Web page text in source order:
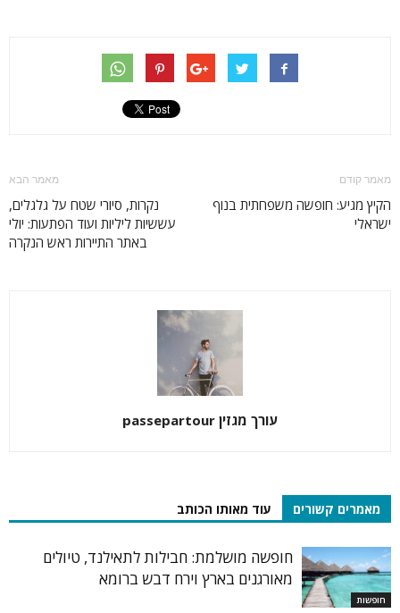
מאמר קודם
הקיץ מגיע: חופשה משפחתית בנוף
ישראלי
מאמר הבא
נקרות, סיורי שטח על גלגלים,
עששיות ליליות ועוד הפתעות: יולי
באתר התיירות ראש הנקרה
עורך מגזין passepartour
מאמרים קשורים עוד מאותו הכותב
חופשות
חופשה מושלמת: חבילות לתאילנד, טיולים
מאורגנים בארץ וירח דבש ברומא